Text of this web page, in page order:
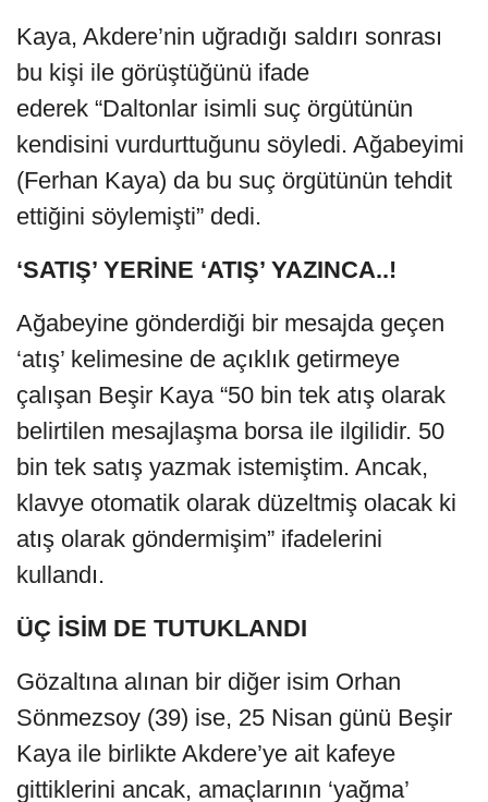
Kaya, Akdere’nin uğradığı saldırı sonrası
bu kişi ile görüştüğünü ifade
ederek “Daltonlar isimli suç örgütünün
kendisini vurdurttuğunu söyledi. Ağabeyimi
(Ferhan Kaya) da bu suç örgütünün tehdit
ettiğini söylemişti” dedi.
‘SATIŞ’ YERİNE ‘ATIŞ’ YAZINCA..!
Ağabeyine gönderdiği bir mesajda geçen
‘atış’ kelimesine de açıklık getirmeye
çalışan Beşir Kaya “50 bin tek atış olarak
belirtilen mesajlaşma borsa ile ilgilidir. 50
bin tek satış yazmak istemiştim. Ancak,
klavye otomatik olarak düzeltmiş olacak ki
atış olarak göndermişim” ifadelerini
kullandı.
ÜÇ İSİM DE TUTUKLANDI
Gözaltına alınan bir diğer isim Orhan
Sönmezsoy (39) ise, 25 Nisan günü Beşir
Kaya ile birlikte Akdere’ye ait kafeye
gittiklerini ancak, amaçlarının ‘yağma’